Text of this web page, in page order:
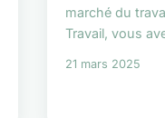
marché du
Travail, vous
21 mars 2025